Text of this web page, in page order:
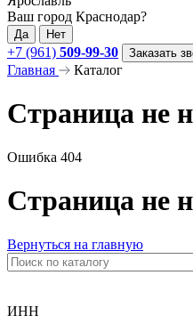
Ваш город Краснодар?
Да Нет
+7 (961) 509-99-30 Заказать
Главная Каталог
Страница не
Ошибка 404
Страница не
Вернуться на главную
ИНН